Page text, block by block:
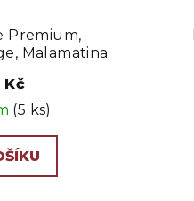
k
t
ů
Premium,
Malamatina
Kč
(5 ks)